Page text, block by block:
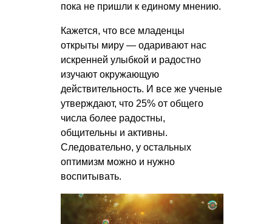
пока не пришли к единому мнению.
Кажется, что все младенцы
открыты миру — одаривают нас
искренней улыбкой и радостно
изучают окружающую
действительность. И все же ученые
утверждают, что 25% от общего
числа более радостны,
общительны и активны.
Следовательно, у остальных
оптимизм можно и нужно
воспитывать.